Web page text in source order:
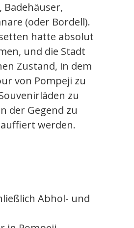
Badehäuser,
(oder Bordell).
hatte absolut
und die Stadt
Zustand, in dem
von Pompeji zu
zu
der Gegend zu
werden.
Abhol- und